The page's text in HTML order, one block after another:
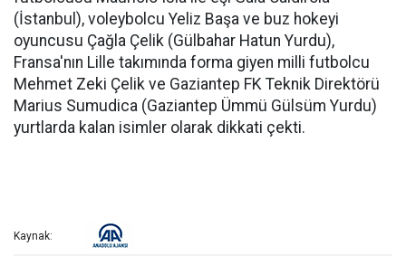
(İstanbul), voleybolcu Yeliz Başa ve buz hokeyi
oyuncusu Çağla Çelik (Gülbahar Hatun Yurdu),
Fransa'nın Lille takımında forma giyen milli futbolcu
Mehmet Zeki Çelik ve Gaziantep FK Teknik Direktörü
Marius Sumudica (Gaziantep Ümmü Gülsüm Yurdu)
yurtlarda kalan isimler olarak dikkati çekti.
Kaynak: